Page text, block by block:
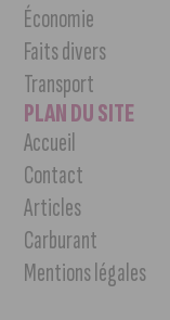
Économie
Faits divers
Transport
PLAN DU SITE
Accueil
Contact
Articles
Carburant
Mentions légales